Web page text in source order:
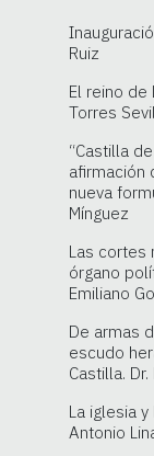
Ruiz
El reino de
Torres
“Castilla
afirmación
nueva
Mínguez
Las cortes
órgano
Emiliano
De armas
escudo
Castilla.
La iglesia
Antonio